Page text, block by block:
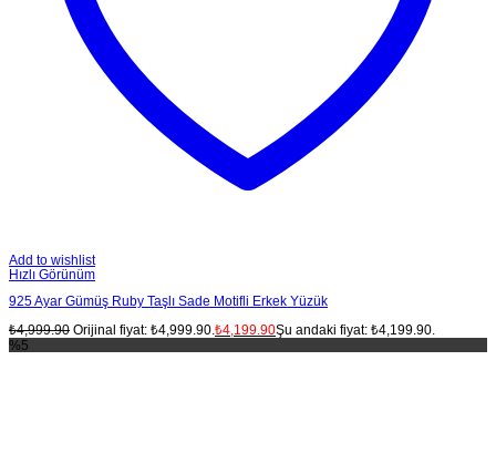
Add to wishlist
Hızlı Görünüm
925 Ayar Gümüş Ruby Taşlı Sade Motifli Erkek Yüzük
₺4,999.90 Orijinal fiyat: ₺4,999.90. ₺4,199.90Şu andaki fiyat: ₺4,199.90.
%5